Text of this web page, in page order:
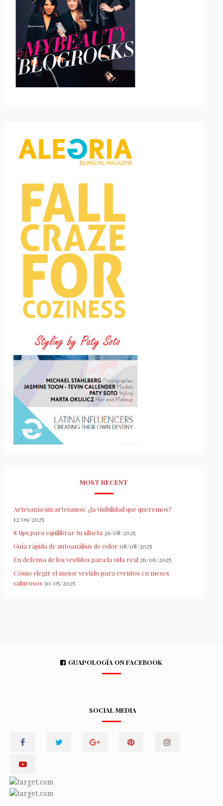
MOST RECENT
Artesanía sin artesanos: ¿la visibilidad que queremos?
12/09/2025
8 tips para equilibrar tu silueta 29/08/2025
Guía rápida de autoanálisis de color 08/08/2025
En defensa de los vestidos para la vida real 26/06/2025
Cómo elegir el mejor vestido para eventos en meses
calurosos 30/05/2025
GUAPOLOGÍA ON FACEBOOK
SOCIAL MEDIA